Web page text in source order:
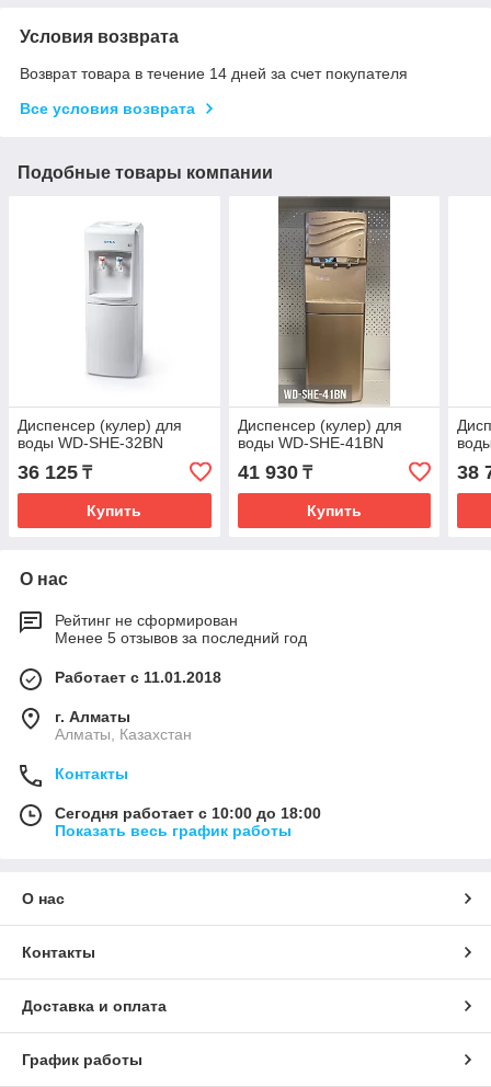
Условия возврата
Возврат товара в течение 14 дней за счет покупателя
Все условия возврата
Подобные товары компании
Диспенсер (кулер) для
воды WD-SHE-32BN
36 125 ₸
Купить
Диспенсер (кулер) для
воды WD-SHE-41BN
41 930₸
Купить
38
О нас
Рейтинг не сформирован
Менее 5 отзывов за последний год
Работает с 11.01.2018
г. Алматы
Алматы, Казахстан
Контакты
Сегодня работает с 10:00 до 18:00
Показать весь график работы
О нас
Контакты
Доставка и оплата
График работы